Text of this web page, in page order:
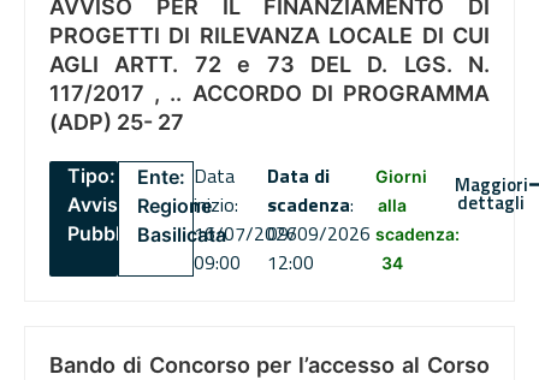
AVVISO PER IL FINANZIAMENTO DI
PROGETTI DI RILEVANZA LOCALE DI CUI
AGLI ARTT. 72 e 73 DEL D. LGS. N.
117/2017 , .. ACCORDO DI PROGRAMMA
(ADP) 25- 27
Tipo:
Avviso
Pubblico
Ente:
Regione
Basilicata
Data
inizio:
16/07/2026
09:00
Data di
scadenza:
09/09/2026
12:00
Giorni
alla
scadenza:
34
Maggiori
dettagli
Bando di Concorso per l’accesso al Corso